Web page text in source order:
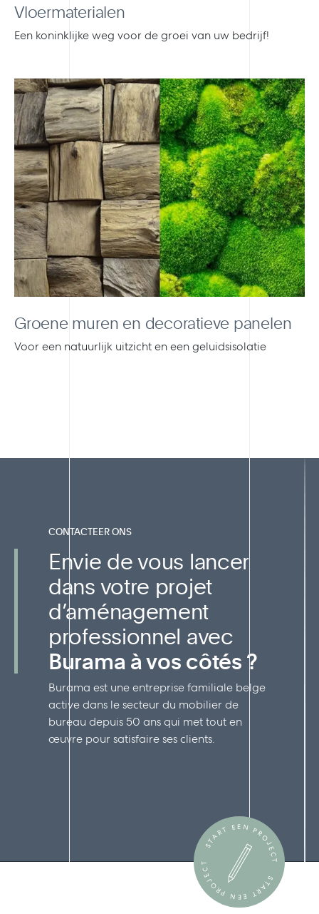
Vloermaterialen
Een koninklijke weg voor de groei van uw bedrijf!
Groene muren en decoratieve panelen
Voor een natuurlijk uitzicht en een geluidsisolatie
CONTACTEER ONS
Envie de vous lancer
dans votre projet
d’aménagement
professionnel avec
Burama à vos côtés ?
Burama est une entreprise familiale belge
active dans le secteur du mobilier de
bureau depuis 50 ans qui met tout en
œuvre pour satisfaire ses clients.
START EEN PROJECT
START EEN PROJECT